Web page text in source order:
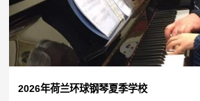
2026年荷兰环球钢琴夏季学校